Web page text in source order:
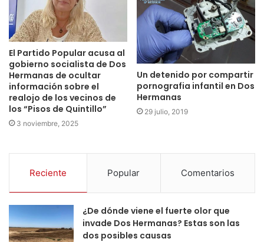
El Partido Popular acusa al
gobierno socialista de Dos
Hermanas de ocultar
información sobre el
realojo de los vecinos de
los “Pisos de Quintillo”
3 noviembre, 2025
Un detenido por compartir
pornografia infantil en Dos
Hermanas
29 julio, 2019
Reciente Popular Comentarios
¿De dónde viene el fuerte olor que
invade Dos Hermanas? Estas son las
dos posibles causas